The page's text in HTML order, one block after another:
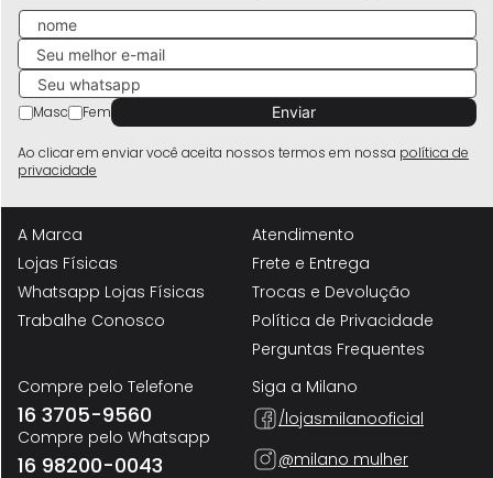
Masc Fem
Ao clicar em enviar você aceita nossos termos em nossa política de
privacidade
A Marca
Lojas Físicas
Whatsapp Lojas Físicas
Trabalhe Conosco
Atendimento
Frete e Entrega
Trocas e Devolução
Política de Privacidade
Perguntas Frequentes
Compre pelo Telefone
16 3705-9560
Compre pelo Whatsapp
16 98200-0043
Siga a Milano
/lojasmilanooficial
@milano mulher